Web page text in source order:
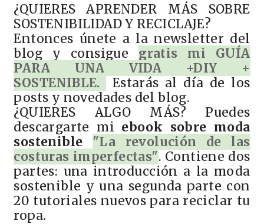
¿QUIERES APRENDER MÁS SOBRE
SOSTENIBILIDAD Y RECICLAJE?
Entonces únete a la newsletter del
blog y consigue
gratis mi GUÍA
PARA UNA VIDA +DIY +
SOSTENIBLE.
Estarás al día de los
posts y novedades del blog.
¿QUIERES ALGO MÁS? Puedes
descargarte mi ebook sobre moda
sostenible "La revolución de las
costuras imperfectas". Contiene dos
partes: una introducción a la moda
sostenible y una segunda parte con
20 tutoriales nuevos para reciclar tu
ropa.